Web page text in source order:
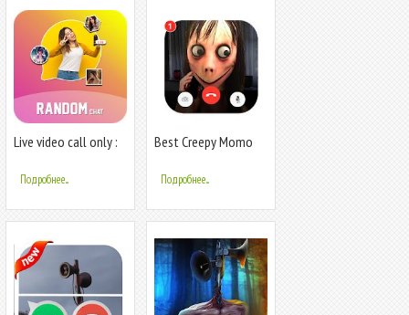
Live video call only :
chat
Подробнее...
Best Creepy Momo
Call
Подробнее...